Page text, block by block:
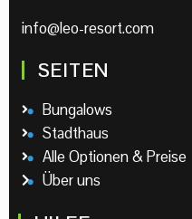
info@leo-resort.com
SEITEN
Bungalows
Stadthaus
Alle Optionen & Preise
Über uns